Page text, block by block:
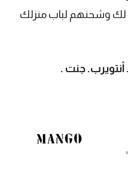
لك وشحنهم لباب منزلك
أنتويرب. جنت .